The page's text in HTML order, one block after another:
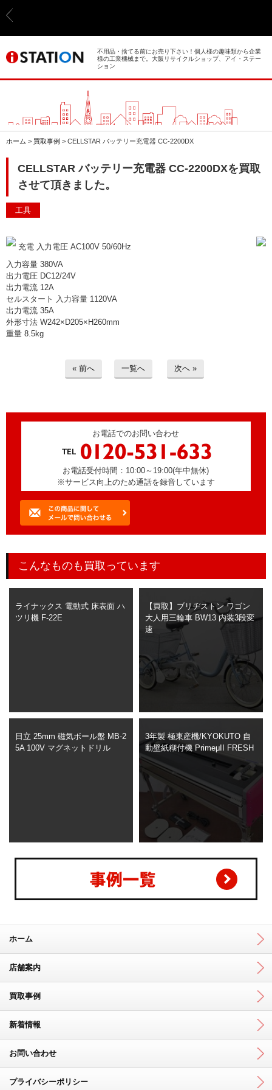
不用品・捨てる前にお売り下さい！個人様の趣味類から企業
様の工業機械まで。大阪リサイクルショップ、アイ・ステー
ション
ホーム > 買取事例 > CELLSTAR バッテリー充電器 CC-2200DX
CELLSTAR バッテリー充電器 CC-2200DXを買取
させて頂きました。
工具
充電 入力電圧 AC100V 50/60Hz
入力容量 380VA
出力電圧 DC12/24V
出力電流 12A
セルスタート 入力容量 1120VA
出力電流 35A
外形寸法 W242×D205×H260mm
重量 8.5kg
« 前へ 一覧へ 次へ »
お電話でのお問い合わせ
お電話受付時間：10:00～19:00(年中無休)
※サービス向上のため通話を録音しています
こんなものも買取っています
ライナックス 電動式 床表面 ハ
ツリ機 F-22E
【買取】ブリヂストン ワゴン
大人用三輪車 BW13 内装3段変
速
日立 25mm 磁気ボール盤 MB-2
5A 100V マグネットドリル
3年製 極東産機/KYOKUTO 自
動壁紙糊付機 PrimeμII FRESH
ホーム
店舗案内
買取事例
新着情報
お問い合わせ
プライバシーポリシー
> 店頭買取
> 出張買取
> 発送買取
> 遺品整理
> 厨房機器・店舗用品買取
> 新着情報
> お問い合わせ
> プライバシーポリシー